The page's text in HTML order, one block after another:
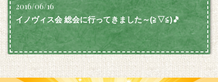
2016/06/16
イノヴィス会 総会に行ってきました～(≧▽≦)🎵